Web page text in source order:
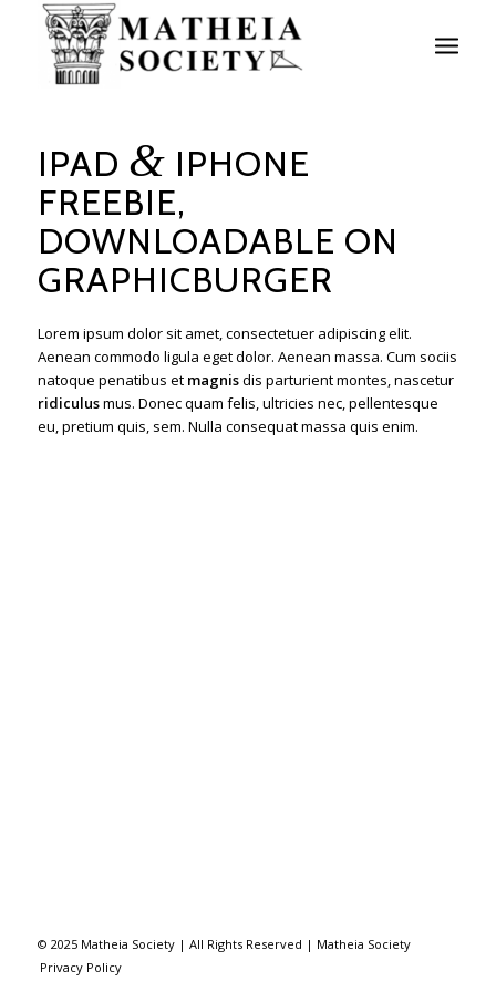
IPAD & IPHONE
FREEBIE,
DOWNLOADABLE ON
GRAPHICBURGER
Lorem ipsum dolor sit amet, consectetuer adipiscing elit.
Aenean commodo ligula eget dolor. Aenean massa. Cum sociis
natoque penatibus et magnisdis parturient montes, nascetur
ridiculusmus. Donec quam felis, ultricies nec, pellentesque
eu, pretium quis, sem. Nulla consequat massa quis enim.
© 2025 Matheia Society | All Rights Reserved | Matheia Society
Privacy Policy